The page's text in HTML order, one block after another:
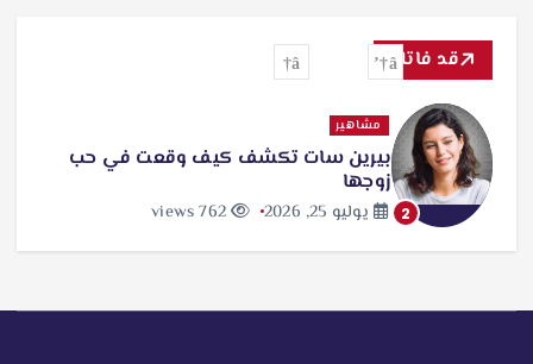
ل
…
قد فاتك
2
مشاهير
بيرين سات تكشف كيف وقعت في حب
زوجها
يوليو 25, 2026 762 views